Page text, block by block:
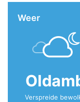
Weer
Verspreide